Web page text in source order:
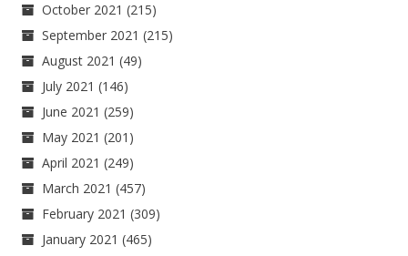
October 2021 (215)
September 2021 (215)
August 2021 (49)
July 2021 (146)
June 2021 (259)
May 2021 (201)
April 2021 (249)
March 2021 (457)
February 2021 (309)
January 2021 (465)